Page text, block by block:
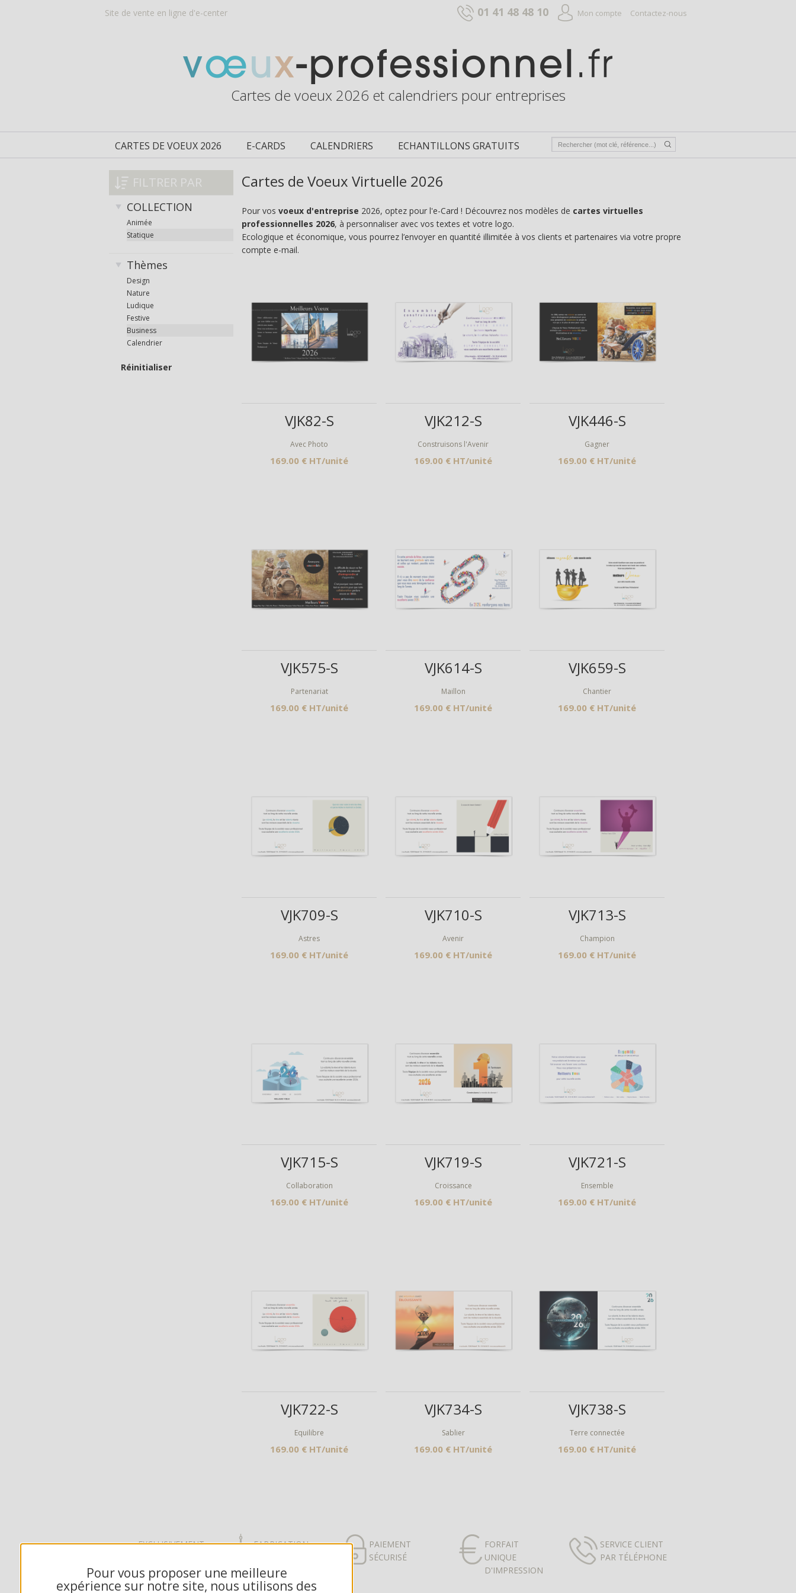
Pour vous proposer une meilleure
expérience sur notre site, nous utilisons des
Site de vente en ligne d'e-center 01 41 48 48 10 Mon compte Contactez-nous
Cartes de voeux 2026 et calendriers pour entreprises
CARTES DE VOEUX 2026 E-CARDS CALENDRIERS ECHANTILLONS GRATUITS
FILTRER PAR
COLLECTION
Animée
Statique
Thèmes
Design
Nature
Ludique
Festive
Business
Calendrier
Réinitialiser
Cartes de Voeux Virtuelle 2026
Pour vos voeux d'entreprise 2026, optez pour l'e-Card ! Découvrez nos modèles de cartes virtuelles
professionnelles 2026, à personnaliser avec vos textes et votre logo.
Ecologique et économique, vous pourrez l’envoyer en quantité illimitée à vos clients et partenaires via votre propre
compte e-mail.
VJK82-S
Avec Photo
169.00 € HT/unité
VJK212-S
Construisons l'Avenir
169.00 € HT/unité
VJK446-S
Gagner
169.00 € HT/unité
VJK575-S
Partenariat
169.00 € HT/unité
VJK614-S
Maillon
169.00 € HT/unité
VJK659-S
Chantier
169.00 € HT/unité
VJK709-S
Astres
169.00 € HT/unité
VJK710-S
Avenir
169.00 € HT/unité
VJK713-S
Champion
169.00 € HT/unité
VJK715-S
Collaboration
169.00 € HT/unité
VJK719-S
Croissance
169.00 € HT/unité
VJK721-S
Ensemble
169.00 € HT/unité
VJK722-S
Equilibre
169.00 € HT/unité
VJK734-S
Sablier
169.00 € HT/unité
VJK738-S
Terre connectée
169.00 € HT/unité
EXCLUSIVEMENT
FABRICATION
PAIEMENT
SÉCURISÉ
FORFAIT
UNIQUE
D'IMPRESSION
SERVICE CLIENT
PAR TÉLÉPHONE